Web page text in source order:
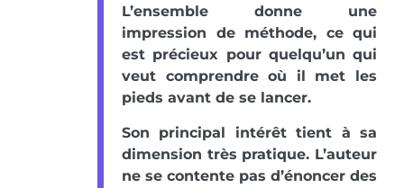
L’ensemble donne une
impression de méthode, ce qui
est précieux pour quelqu’un qui
veut comprendre où il met les
pieds avant de se lancer.
Son principal intérêt tient à sa
dimension très pratique. L’auteur
ne se contente pas d’énoncer des